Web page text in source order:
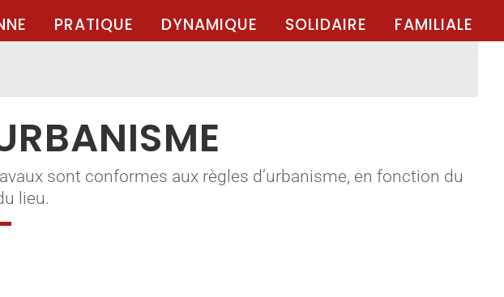
PRATIQUE DYNAMIQUE SOLIDAIRE FAMILIALE
sont conformes aux règles d’urbanisme, en fonction du
lieu.